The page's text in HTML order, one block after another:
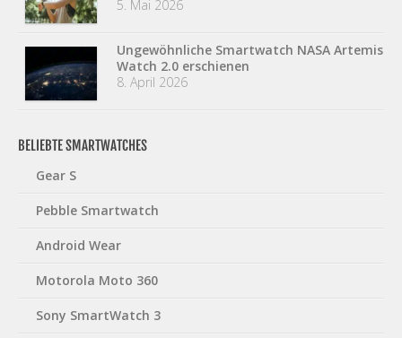
5. Mai 2026
Ungewöhnliche Smartwatch NASA Artemis
Watch 2.0 erschienen
8. April 2026
BELIEBTE SMARTWATCHES
Gear S
Pebble Smartwatch
Android Wear
Motorola Moto 360
Sony SmartWatch 3